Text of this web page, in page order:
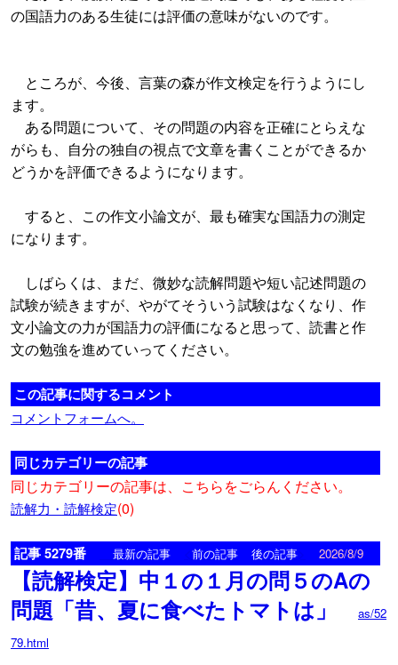
の国語力のある生徒には評価の意味がないのです。
ところが、今後、言葉の森が作文検定を行うようにし
ます。
ある問題について、その問題の内容を正確にとらえな
がらも、自分の独自の視点で文章を書くことができるか
どうかを評価できるようになります。
すると、この作文小論文が、最も確実な国語力の測定
になります。
しばらくは、まだ、微妙な読解問題や短い記述問題の
試験が続きますが、やがてそういう試験はなくなり、作
文小論文の力が国語力の評価になると思って、読書と作
文の勉強を進めていってください。
この記事に関するコメント
コメントフォームへ。
同じカテゴリーの記事
同じカテゴリーの記事は、こちらをごらんください。
読解力・読解検定(0)
記事 5279番 最新の記事 前の記事 後の記事 2026/8/9
【読解検定】中１の１月の問５のAの
問題「昔、夏に食べたトマトは」
as/52
79.html